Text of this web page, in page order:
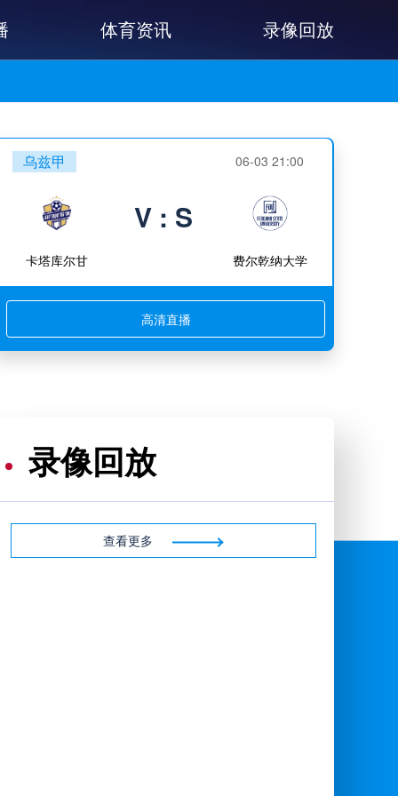
体育资讯 录像回放
乌兹甲 06-03 21:00
卡塔库尔甘
V : S
费尔乾纳大学
高清直播
录像回放
查看更多